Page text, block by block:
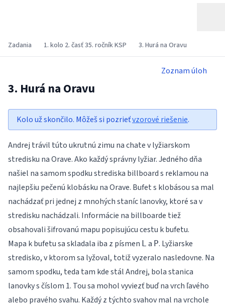
Zadania 1. kolo 2. časť 35. ročník KSP 3. Hurá na Oravu
Zoznam úloh
3. Hurá na Oravu
Kolo už skončilo. Môžeš si pozrieťvzorové riešenie.
Andrej trávil túto ukrutnú zimu na chate v lyžiarskom
stredisku na Orave. Ako každý správny lyžiar. Jedného dňa
našiel na samom spodku strediska billboard s reklamou na
najlepšiu pečenú klobásku na Orave. Bufet s klobásou sa mal
nachádzať pri jednej z mnohých staníc lanovky, ktoré sa v
stredisku nachádzali. Informácie na billboarde tiež
obsahovali šifrovanú mapu popisujúcu cestu k bufetu.
Mapa k bufetu sa skladala iba z písmen L a P. Lyžiarske
stredisko, v ktorom sa lyžoval, totiž vyzeralo nasledovne. Na
samom spodku, teda tam kde stál Andrej, bola stanica
lanovky s číslom 1. Tou sa mohol vyviezť buď na vrch ľavého
alebo pravého svahu. Každý z týchto svahov mal na vrchole